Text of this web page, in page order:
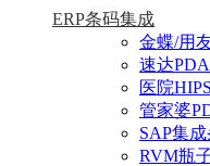
ERP条码集成
金蝶/用
速达
医院
管家婆
SAP集
RVM瓶